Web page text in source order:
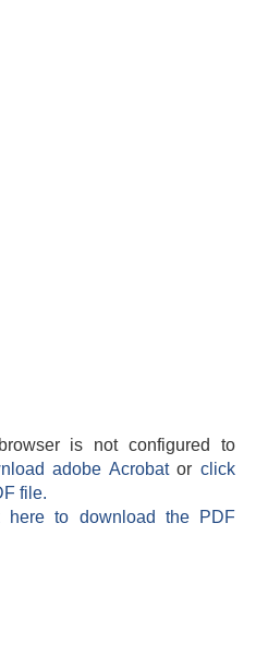
is not configured to
adobe Acrobatorclick
file.
here to download the PDF